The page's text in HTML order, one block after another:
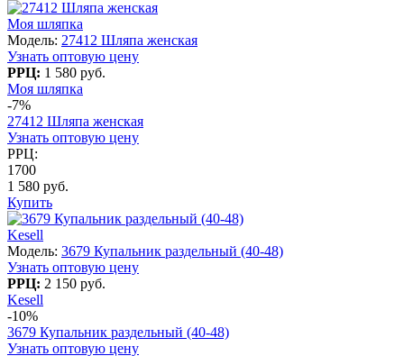
Моя шляпка
Модель: 27412 Шляпа женская
Узнать оптовую цену
РРЦ: 1 580 руб.
Моя шляпка
-7%
27412 Шляпа женская
Узнать оптовую цену
РРЦ:
1700
1 580 руб.
Купить
Kesell
Модель: 3679 Купальник раздельный (40-48)
Узнать оптовую цену
РРЦ: 2 150 руб.
Kesell
-10%
3679 Купальник раздельный (40-48)
Узнать оптовую цену